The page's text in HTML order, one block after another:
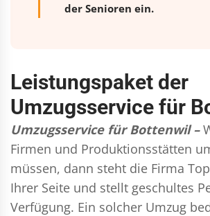
der Senioren ein.
Leistungspaket der
Umzugsservice für
Umzugsservice für Bottenwil –
Firmen und Produktionsstätten
müssen, dann steht die Firma
Ihrer Seite und stellt geschultes
Verfügung. Ein solcher Umzug